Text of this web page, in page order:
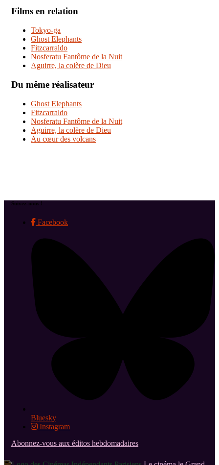
Films en relation
Tokyo-ga
Ghost Elephants
Fitzcarraldo
Nosferatu Fantôme de la Nuit
Aguirre, la colère de Dieu
Du même réalisateur
Ghost Elephants
Fitzcarraldo
Nosferatu Fantôme de la Nuit
Aguirre, la colère de Dieu
Au cœur des volcans
Suivez-nous !
Facebook
Bluesky
Instagram
Abonnez-vous aux éditos hebdomadaires